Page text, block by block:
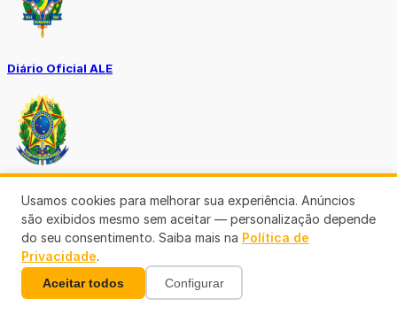
Diário Oficial ALE
Diário Oficial da União
Usamos cookies para melhorar sua experiência. Anúncios
são exibidos mesmo sem aceitar — personalização depende
do seu consentimento. Saiba mais na Política de
Privacidade.
Aceitar todos Configurar